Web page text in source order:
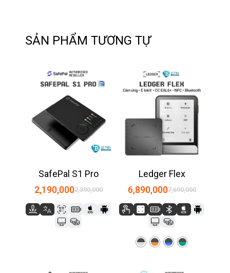
SẢN PHẨM TƯƠNG TỰ
SafePal S1 Pro
2,390,000
2,190,000
Ledger Flex
7,690,000
6,890,000